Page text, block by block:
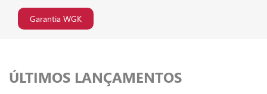
Garantia WGK
ÚLTIMOS LANÇAMENTOS